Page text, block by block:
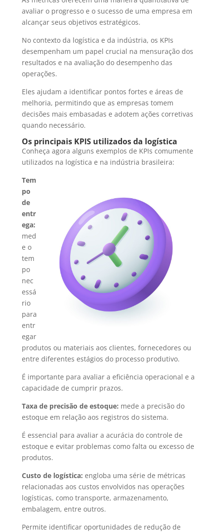
avaliar o progresso e o sucesso de uma empresa em
alcançar seus objetivos estratégicos.
No contexto da logística e da indústria, os KPIs
desempenham um papel crucial na mensuração dos
resultados e na avaliação do desempenho das
operações.
Eles ajudam a identificar pontos fortes e áreas de
melhoria, permitindo que as empresas tomem
decisões mais embasadas e adotem ações corretivas
quando necessário.
Os principais KPIS utilizados da logística
Conheça agora alguns exemplos de KPIs comumente
utilizados na logística e na indústria brasileira:
Tem
po
de
entr
ega:
med
e o
tem
po
nec
essá
rio
para
entr
egar
produtos ou materiais aos clientes, fornecedores ou
entre diferentes estágios do processo produtivo.
É importante para avaliar a eficiência operacional e a
capacidade de cumprir prazos.
Taxa de precisão de estoque: mede a precisão do
estoque em relação aos registros do sistema.
É essencial para avaliar a acurácia do controle de
estoque e evitar problemas como falta ou excesso de
produtos.
Custo de logística: engloba uma série de métricas
relacionadas aos custos envolvidos nas operações
logísticas, como transporte, armazenamento,
embalagem, entre outros.
Permite identificar oportunidades de redução de